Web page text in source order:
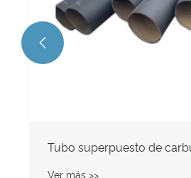
Tubo superpuesto de
Ver más >>
